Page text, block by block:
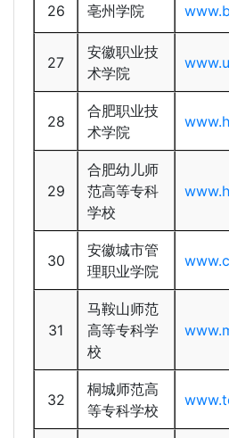
26 亳州学院
27
安徽职业技
术学院
28
合肥职业技
术学院
29
合肥幼儿师
范高等专科
学校
30
安徽城市管
理职业学院
31
马鞍山师范
高等专科学
校
32
桐城师范高
等专科学校